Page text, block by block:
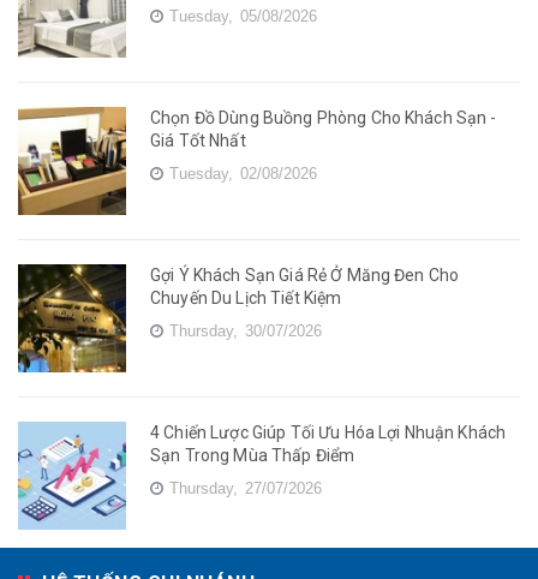
Tuesday, 05/08/2026
Chọn Đồ Dùng Buồng Phòng Cho Khách Sạn -
Giá Tốt Nhất
Tuesday, 02/08/2026
Gợi Ý Khách Sạn Giá Rẻ Ở Măng Đen Cho
Chuyến Du Lịch Tiết Kiệm
Thursday, 30/07/2026
4 Chiến Lược Giúp Tối Ưu Hóa Lợi Nhuận Khách
Sạn Trong Mùa Thấp Điểm
Thursday, 27/07/2026